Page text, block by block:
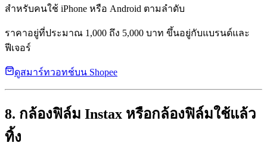
สำหรับคนใช้ iPhone หรือ Android ตามลำดับ
ราคาอยู่ที่ประมาณ 1,000 ถึง 5,000 บาท ขึ้นอยู่กับแบรนด์และ
ฟีเจอร์
ดูสมาร์ทวอทช์บน Shopee
8. กล้องฟิล์ม Instax หรือกล้องฟิล์มใช้แล้ว
ทิ้ง